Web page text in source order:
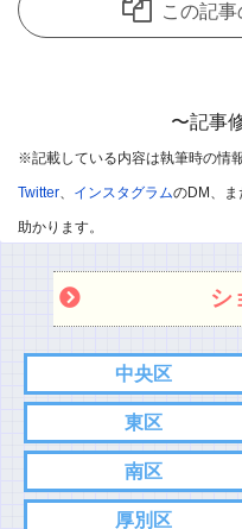
各SNS、もしくはお問い合
す。
こちらの方がスムーズにや
⇨ Twitter
この記
〜記事
※記載している内容は執筆時の情
Twitter インスタグラムのDM、ま
助かります。
シ
中央区
東区
南区
厚別区